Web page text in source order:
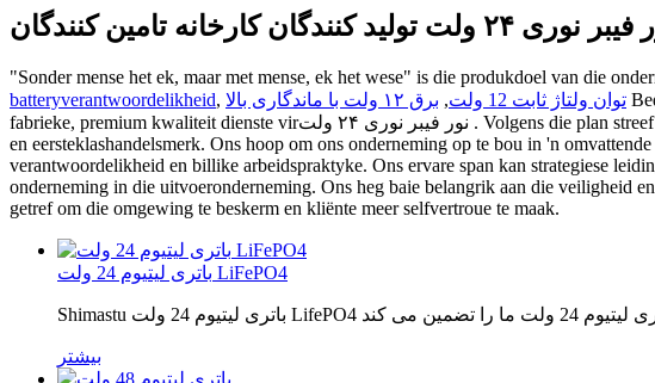
تولید کنندگان کارخانه تامین کنندگان
"Sonder mense het ek, maar met mense, ek het wese" is die produkdoel van die
batteryverantwoordelikheid, توان ولتاژ ثابت 12 ولت , برق ۱۲ ولت با ماندگاری بالا
fabrieke, premium kwaliteit dienste virنور فیبر نوری ۲۴ ولت . Volgens die plan streef ons daarna om in die nabye toekoms 'n onderneming te word met uitstekende produksie en wetenskaplike navorsingssterkte
en eersteklashandelsmerk. Ons hoop om ons onderneming op te bou in 'n
verantwoordelikheid en billike arbeidspraktyke. Ons ervare span kan strategiese
onderneming in die uitvoeronderneming. Ons heg baie belangrik aan die veiligheid
getref om die omgewing te beskerm en kliënte meer selfvertroue te maak.
باتری لیتیوم 24 ولت LiFePO4
بیشتر